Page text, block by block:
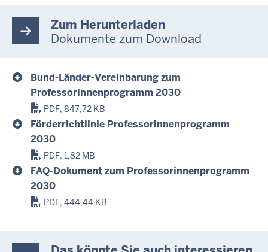
Zum Herunterladen
Dokumente zum Download
Bund-Länder-Vereinbarung zum
Professorinnenprogramm 2030
PDF, 847,72 KB
Förderrichtlinie Professorinnenprogramm
2030
PDF, 1,82 MB
FAQ-Dokument zum Professorinnenprogramm
2030
PDF, 444,44 KB